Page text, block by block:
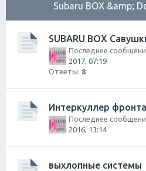
Subaru BOX &amp;
SUBARU BOX
Последнее
2017, 07:19
Ответы: 8
Интеркуллер
Последнее
2016, 13:14
выхлопные системы